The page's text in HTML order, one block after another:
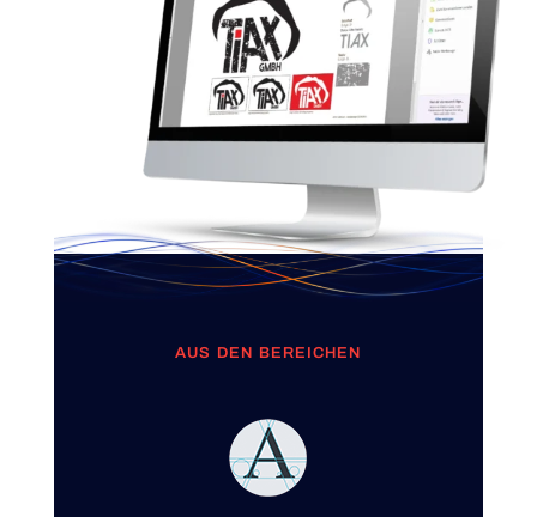
AUS DEN BEREICHEN